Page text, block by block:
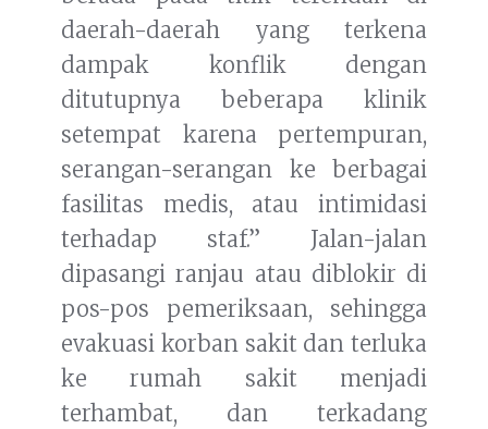
daerah-daerah yang terkena
dampak konflik dengan
ditutupnya beberapa klinik
setempat karena pertempuran,
serangan-serangan ke berbagai
fasilitas medis, atau intimidasi
terhadap staf.” Jalan-jalan
dipasangi ranjau atau diblokir di
pos-pos pemeriksaan, sehingga
evakuasi korban sakit dan terluka
ke rumah sakit menjadi
terhambat, dan terkadang